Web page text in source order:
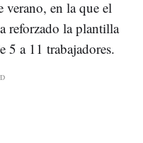
verano, en la que el
reforzado la plantilla
5 a 11 trabajadores.